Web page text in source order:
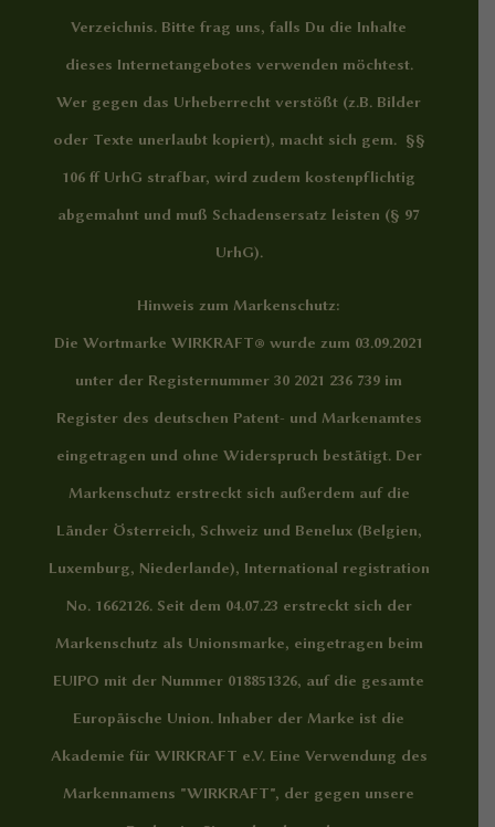
Verzeichnis. Bitte frag uns, falls Du die Inhalte
dieses Internetangebotes verwenden möchtest.
Wer gegen das Urheberrecht verstößt (z.B. Bilder
oder Texte unerlaubt kopiert), macht sich gem. §§
106 ff UrhG strafbar, wird zudem kostenpflichtig
abgemahnt und muß Schadensersatz leisten (§ 97
UrhG).
Hinweis zum Markenschutz:
Die Wortmarke WIRKRAFT® wurde zum 03.09.2021
unter der Registernummer 30 2021 236 739 im
Register des deutschen Patent- und Markenamtes
eingetragen und ohne Widerspruch bestätigt. Der
Markenschutz erstreckt sich außerdem auf die
Länder Österreich, Schweiz und Benelux (Belgien,
Luxemburg, Niederlande), International registration
No. 1662126. Seit dem 04.07.23 erstreckt sich der
Markenschutz als Unionsmarke, eingetragen beim
EUIPO mit der Nummer 018851326, auf die gesamte
Europäische Union. Inhaber der Marke ist die
Akademie für WIRKRAFT e.V. Eine Verwendung des
Markennamens "WIRKRAFT", der gegen unsere